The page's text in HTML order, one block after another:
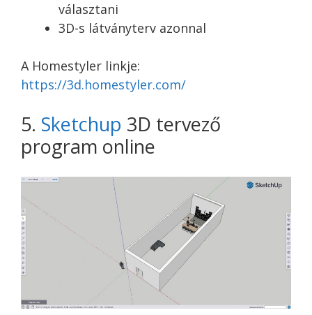
választani
3D-s látványterv azonnal
A Homestyler linkje:
https://3d.homestyler.com/
5. Sketchup 3D tervező
program online